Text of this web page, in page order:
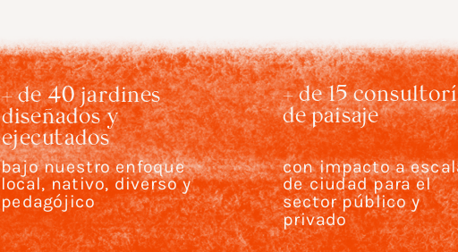
+ de 15
de paisaje
+ de 40 jardines
diseñados y
ejecutados
bajo nuestro enfoque
local, nativo, diverso y
pedagójico
con impacto a
de ciudad para el
sector público y
privado